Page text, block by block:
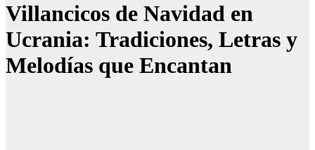
Villancicos de Navidad en
Ucrania: Tradiciones, Letras y
Melodías que Encantan